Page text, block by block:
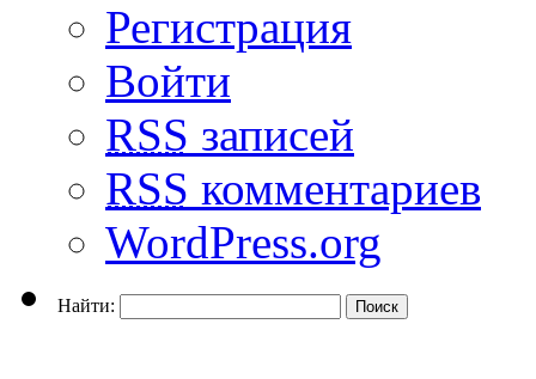
Регистрация
Войти
RSS записей
RSS комментариев
WordPress.org
Найти: